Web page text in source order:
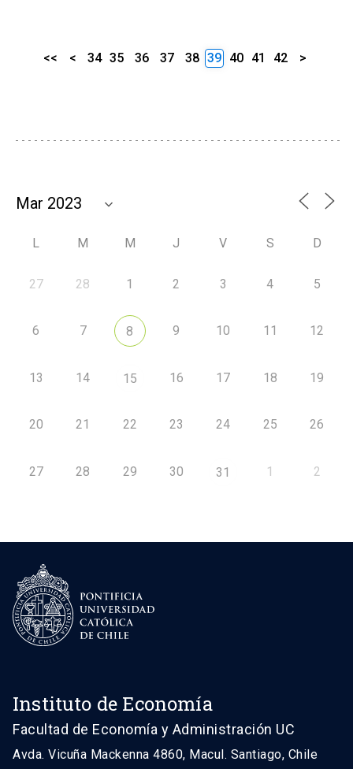
<< < 34 35 36 37 38 39 40 41 42 >
L M M J V S D
27 28 1 2 3 4 5
6 7 8 9 10 11 12
13 14 15 16 17 18 19
20 21 22 23 24 25 26
27 28 29 30 31 1 2
Instituto de Economía
Facultad de Economía y Administración UC
Avda. Vicuña Mackenna 4860, Macul. Santiago, Chile